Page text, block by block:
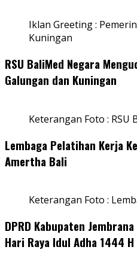
Iklan Greeting :
Kuningan
RSU BaliMed Negara
Galungan dan Kuningan
Keterangan Foto :
Lembaga Pelatihan Kerja
Amertha Bali
Keterangan Foto :
DPRD Kabupaten
Hari Raya Idul Adha 1444 H